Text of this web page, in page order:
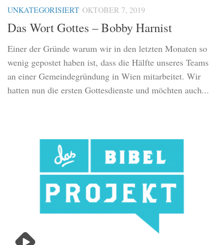
UNKATEGORISIERT OKTOBER 7, 2019
Das Wort Gottes – Bobby Harnist
Einer der Gründe warum wir in den letzten Monaten so
wenig gepostet haben ist, dass die Hälfte unseres Teams
an einer Gemeindegründung in Wien mitarbeitet. Wir
hatten nun die ersten Gottesdienste und möchten auch...